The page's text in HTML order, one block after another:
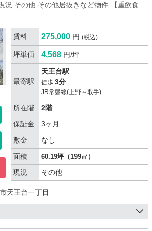
況:その他 その他居抜きなど物件 【重飲食
賃料 275,000 円 (税込)
坪単価 4,568 円/坪
最寄駅
天王台駅
徒歩 3分
JR常磐線(上野～取手)
所在階
2階
保証金
3ヶ月
敷金
なし
面積
60.19坪（199㎡）
現況 その他
天王台一丁目